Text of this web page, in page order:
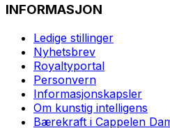
INFORMASJON
Ledige stillinger
Nyhetsbrev
Royaltyportal
Personvern
Informasjonskapsler
Om kunstig intelligens
Bærekraft i Cappelen